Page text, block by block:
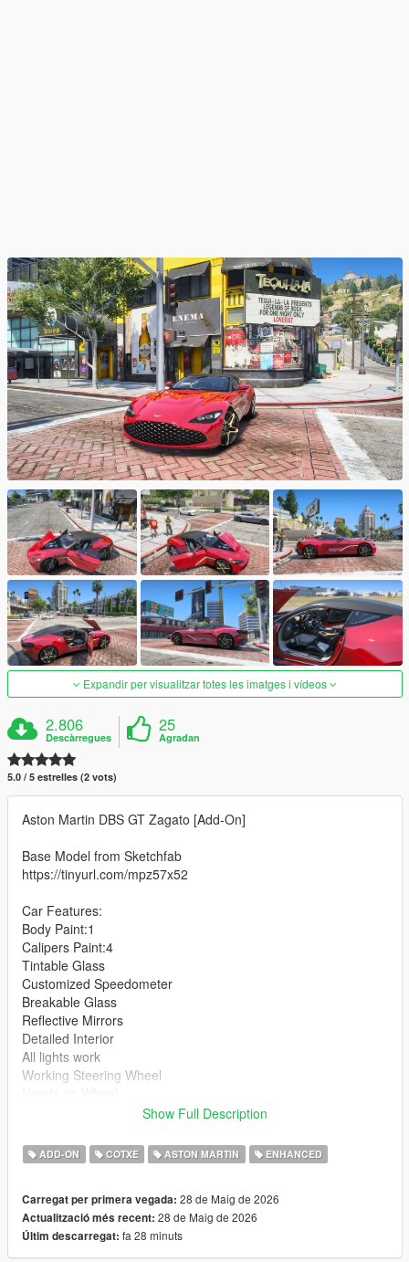
Expandir per visualitzar totes les imatges i vídeos
2.806
Descàrregues
25
Agradan
5.0 / 5 estrelles (2 vots)
Aston Martin DBS GT Zagato [Add-On]
Base Model from Sketchfab
https://tinyurl.com/mpz57x52
Car Features:
Body Paint:1
Calipers Paint:4
Tintable Glass
Customized Speedometer
Breakable Glass
Reflective Mirrors
Detailed Interior
All lights work
Working Steering Wheel
zagato folder goes to:
dlclist.xml found at:
mods/update/update.rpf/common/data
Show Full Description
ADD-ON COTXE ASTON MARTIN ENHANCED
Carregat per primera vegada: 28 de Maig de 2026
Actualització més recent: 28 de Maig de 2026
Últim descarregat: fa 28 minuts